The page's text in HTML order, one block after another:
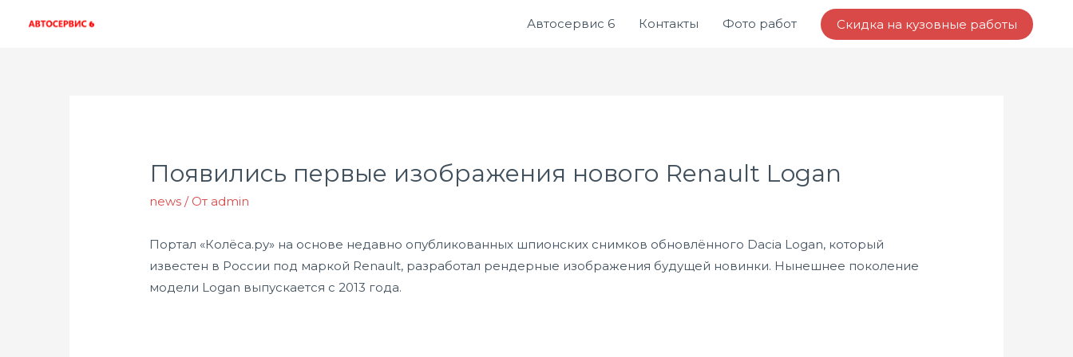
Автосервис 6 Контакты Фото работ Скидка на кузовные работы
Появились первые изображения нового Renault Logan
news / От admin
Портал «Колёса.ру» на основе недавно опубликованных шпионских снимков обновлённого Dacia Logan, который
известен в России под маркой Renault, разработал рендерные изображения будущей новинки. Нынешнее поколение
модели Logan выпускается с 2013 года.